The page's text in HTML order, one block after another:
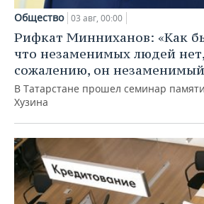
Общество 03 авг, 00:00
Рифкат Минниханов: «Как
что незаменимых людей
сожалению, он
В Татарстане прошел семинар
Хузина